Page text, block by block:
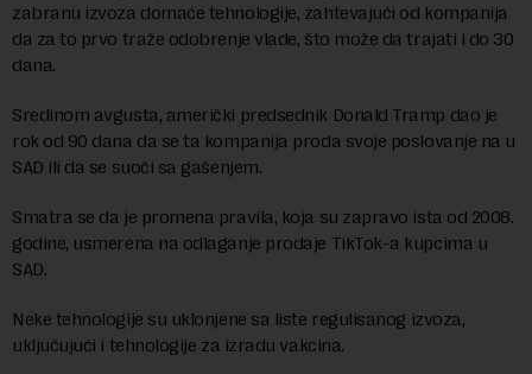
zabranu izvoza domaće tehnologije, zahtevajući od kompanija
da za to prvo traže odobrenje vlade, što može da trajati i do 30
dana.
Sredinom avgusta, američki predsednik Donald Tramp dao je
rok od 90 dana da se ta kompanija proda svoje poslovanje na u
SAD ili da se suoči sa gašenjem.
Smatra se da je promena pravila, koja su zapravo ista od 2008.
godine, usmerena na odlaganje prodaje TikTok-a kupcima u
SAD.
Neke tehnologije su uklonjene sa liste regulisanog izvoza,
uključujući i tehnologije za izradu vakcina.